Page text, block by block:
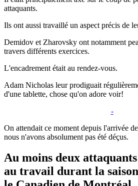
attaquants.
Ils ont aussi travaillé un aspect précis de
Demidov et Zharovsky ont notamment
travers différents exercices.
L'encadrement était au rendez-vous.
Adam Nicholas leur prodiguait
d'une tablette, chose qu'on adore voir!
-
On attendait ce moment depuis l'arrivée
nous n'avons absolument pas été déçus.
Au moins deux
au travail durant la